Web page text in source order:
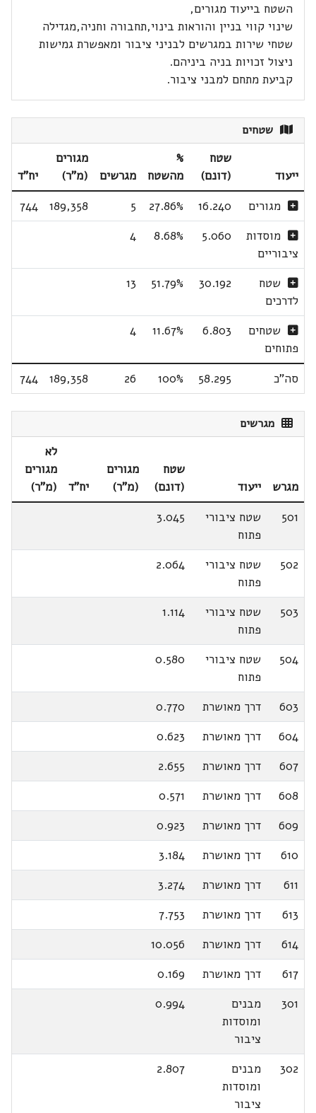
השטח בייעוד מגורים,
שינוי קווי בניין והוראות בינוי,תחבורה וחניה,מגדילה
שטחי שירות במגרשים לבניני ציבור ומאפשרת גמישות
ניצול זכויות בניה ביניהם.
קביעת מתחם למבני ציבור.
שטחים
ייעוד
שטח
(דונם)
%
מהשטח
מגרשים
מגורים
(מ"ר)
יח"ד
מגורים
16.240
27.86%
5
189,358
744
מוסדות
ציבוריים
5.060
8.68%
4
שטח
לדרכים
30.192
51.79%
13
שטחים
פתוחים
6.803
11.67%
4
סה"כ 58.295
100%
26
189,358
744
מגרשים
מגרש ייעוד
שטח
(דונם)
מגורים
(מ"ר)
יח"ד
לא
מגורים
(מ"ר)
501
שטח ציבורי
פתוח
3.045
502
שטח ציבורי
פתוח
2.064
503
שטח ציבורי
פתוח
1.114
504
שטח ציבורי
פתוח
0.580
603 דרך מאושרת
0.770
604
דרך מאושרת
0.623
607
דרך מאושרת
2.655
608
דרך מאושרת
0.571
609
דרך מאושרת
0.923
610
דרך מאושרת
3.184
611
דרך מאושרת
3.274
613
דרך מאושרת
7.753
614
דרך מאושרת
10.056
617
דרך מאושרת
0.169
301
מבנים
ומוסדות
ציבור
0.994
302
מבנים
ומוסדות
ציבור
2.807